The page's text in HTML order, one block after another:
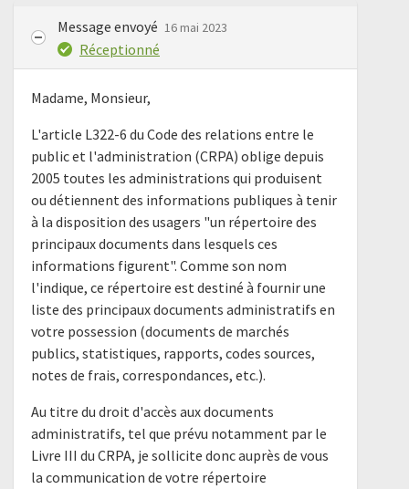
Message envoyé 16 mai 2023
Réceptionné
Madame, Monsieur,
L'article L322-6 du Code des relations entre le
public et l'administration (CRPA) oblige depuis
2005 toutes les administrations qui produisent
ou détiennent des informations publiques à tenir
à la disposition des usagers "un répertoire des
principaux documents dans lesquels ces
informations figurent". Comme son nom
l'indique, ce répertoire est destiné à fournir une
liste des principaux documents administratifs en
votre possession (documents de marchés
publics, statistiques, rapports, codes sources,
notes de frais, correspondances, etc.).
Au titre du droit d'accès aux documents
administratifs, tel que prévu notamment par le
Livre III du CRPA, je sollicite donc auprès de vous
la communication de votre répertoire